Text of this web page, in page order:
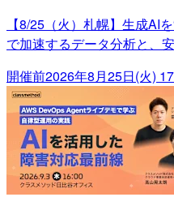
【8/25（火）札幌】生成AI
で加速するデータ分析と、
開催前2026年8月25日(火)